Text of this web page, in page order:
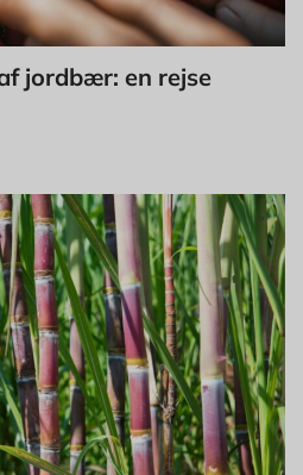
jordbær: en rejse